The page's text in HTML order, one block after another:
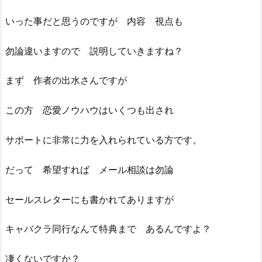
いった事だと思うのですが 内容 視点も
勿論違いますので 説明していきますね？
まず 作者の出水さんですが
この方 恋愛ノウハウはいくつも出され
サポートに非常に力を入れられている方です。
だって 希望すれば メール相談は勿論
セールスレターにも書かれてありますが
キャバクラ同行なんて特典まで あるんですよ？
凄くないですか？